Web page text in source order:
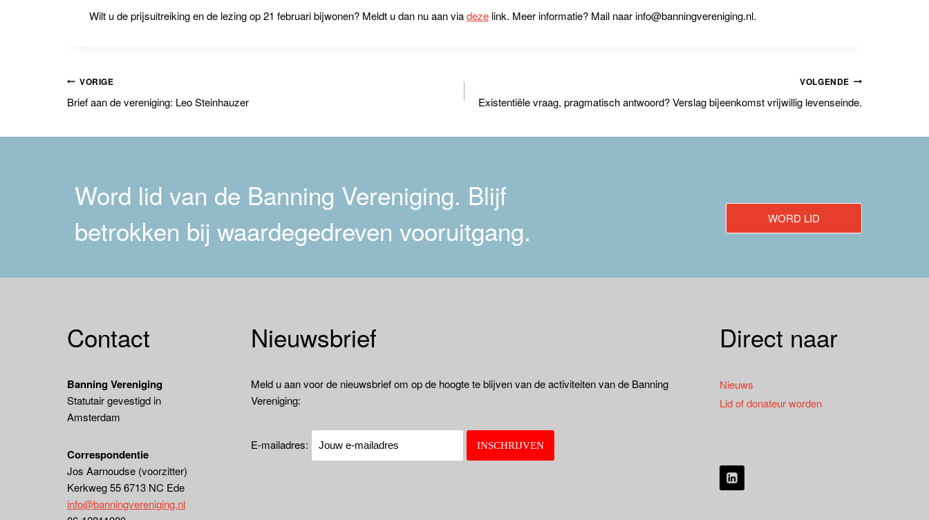
Wilt u de prijsuitreiking en de lezing op 21 februari bijwonen? Meldt u dan nu aan viadeze link. Meer informatie? Mail naar info@banningvereniging.nl.
Bericht
VORIGE
Brief aan de vereniging: Leo Steinhauzer
VOLGENDE
Existentiële vraag, pragmatisch antwoord? Verslag bijeenkomst vrijwillig levenseinde.
Word lid van de Banning Vereniging. Blijf
betrokken bij waardegedreven vooruitgang.
WORD LID
Contact
Banning Vereniging
Statutair gevestigd in
Amsterdam
Correspondentie
Jos Aarnoudse (voorzitter)
Kerkweg 55 6713 NC Ede
info@banningvereniging.nl
Nieuwsbrief
Meld u aan voor de nieuwsbrief om op de hoogte te blijven van de activiteiten van de Banning
Vereniging:
E-mailadres:
Direct naar
Nieuws
Lid of donateur worden